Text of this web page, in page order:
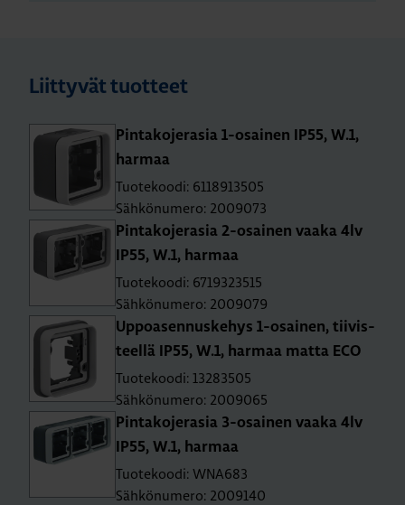
Liittyvät tuotteet
Pin­ta­ko­je­ra­sia 1-osai­nen IP55, W.1,
har­maa
Tuotekoodi: 6118913505
Sähkönumero: 2009073
Pin­ta­ko­je­ra­sia 2-osai­nen vaaka 4lv
IP55, W.1, har­maa
Tuotekoodi: 6719323515
Sähkönumero: 2009079
Up­poa­sen­nus­ke­hys 1-osai­nen, tii­vis­
teel­lä IP55, W.1, har­maa matta ECO
Tuotekoodi: 13283505
Sähkönumero: 2009065
Pin­ta­ko­je­ra­sia 3-osai­nen vaaka 4lv
IP55, W.1, har­maa
Tuotekoodi: WNA683
Sähkönumero: 2009140